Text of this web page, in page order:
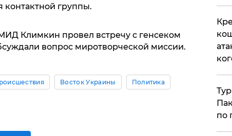
контактной группы.
Климкин провел встречу с генсеком
вопрос миротворческой миссии.
Восток Украины Политика
по